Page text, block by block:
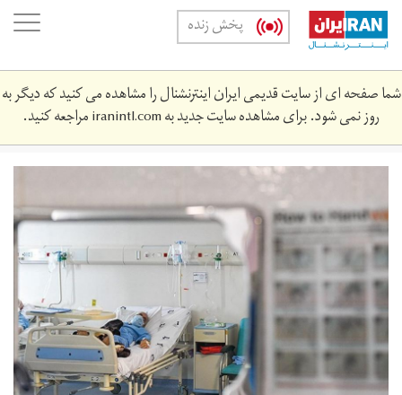
Skip
main
content
پخش زنده
شما صفحه ای از سایت قدیمی ایران اینترنشنال را مشاهده می کنید که دیگر به
روز نمی شود. برای مشاهده سایت جدید بهiranintl.comمراجعه کنید.
khrwn_qm.jpg